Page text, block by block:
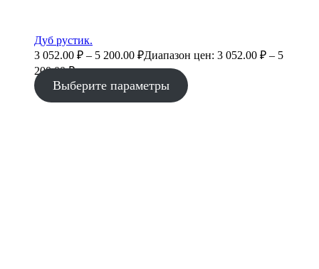
Дуб рустик.
3 052.00 ₽ – 5 200.00 ₽Диапазон цен: 3 052.00 ₽ – 5
200.00 ₽
Выберите параметры